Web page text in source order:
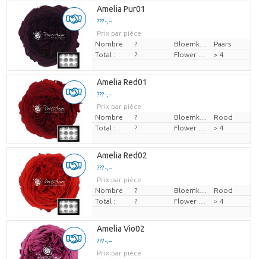
Amelia Pur01
??? -,--
Prix par pièce
Nombre
?
Paars
Total :
? > 4
Amelia Red01
??? -,--
Prix par pièce
Nombre
?
Rood
Total :
? > 4
Amelia Red02
??? -,--
Prix par pièce
Nombre
?
Rood
Total :
? > 4
Amelia Vio02
??? -,--
Prix par pièce